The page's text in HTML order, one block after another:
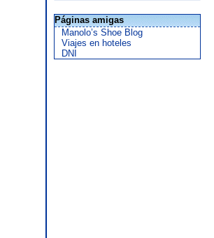
Páginas amigas
Manolo’s Shoe Blog
Viajes en hoteles
DNI